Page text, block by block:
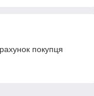
покупця